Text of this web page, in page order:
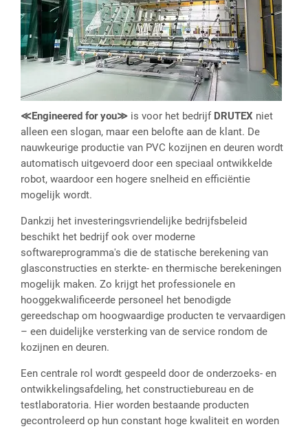
≪Engineered for you≫ is voor het bedrijf DRUTEX niet
alleen een slogan, maar een belofte aan de klant. De
nauwkeurige productie van PVC kozijnen en deuren wordt
automatisch uitgevoerd door een speciaal ontwikkelde
robot, waardoor een hogere snelheid en efficiëntie
mogelijk wordt.
Dankzij het investeringsvriendelijke bedrijfsbeleid
beschikt het bedrijf ook over moderne
softwareprogramma's die de statische berekening van
glasconstructies en sterkte- en thermische berekeningen
mogelijk maken. Zo krijgt het professionele en
hooggekwalificeerde personeel het benodigde
gereedschap om hoogwaardige producten te vervaardigen
– een duidelijke versterking van de service rondom de
kozijnen en deuren.
Een centrale rol wordt gespeeld door de onderzoeks- en
ontwikkelingsafdeling, het constructiebureau en de
testlaboratoria. Hier worden bestaande producten
gecontroleerd op hun constant hoge kwaliteit en worden